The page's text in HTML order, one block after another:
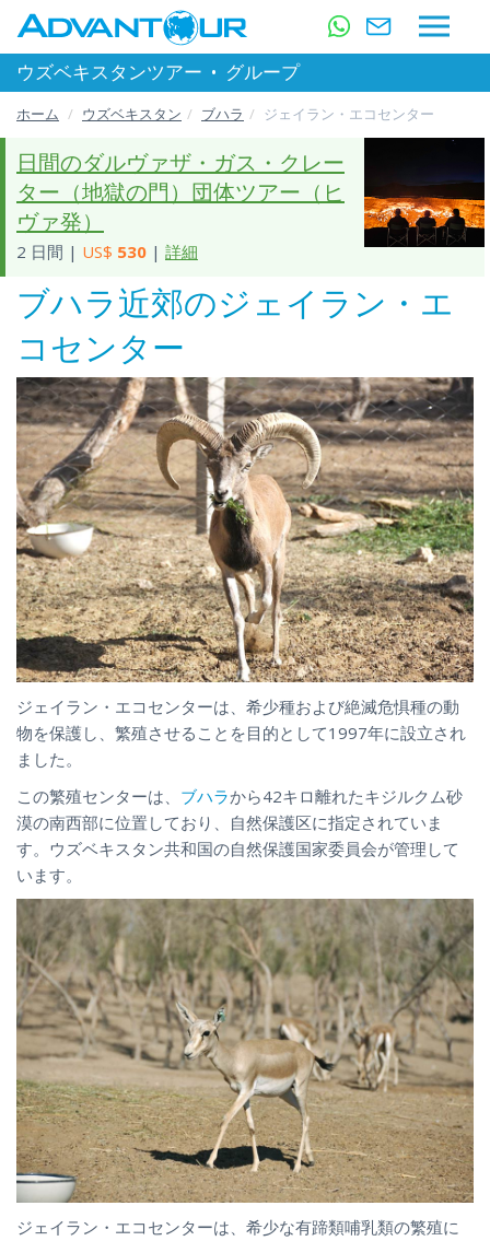
ウズベキスタンツアー • グループ
ホーム ウズベキスタン ブハラ ジェイラン・エコセンター
日間のダルヴァザ・ガス・クレー
ター（地獄の門）団体ツアー（ヒ
ヴァ発）
2 日間 | US$ 530 | 詳細
ブハラ近郊のジェイラン・エ
コセンター
ジェイラン・エコセンターは、希少種および絶滅危惧種の動
物を保護し、繁殖させることを目的として1997年に設立され
ました。
この繁殖センターは、 ブハラから42キロ離れたキジルクム砂
漠の南西部に位置しており、自然保護区に指定されていま
す。ウズベキスタン共和国の自然保護国家委員会が管理して
います。
ジェイラン・エコセンターは、希少な有蹄類哺乳類の繁殖に